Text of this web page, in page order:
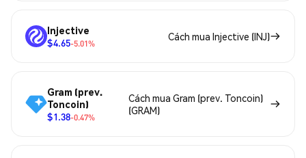
Injective
$4.65-5.01%
Cách mua Injective (INJ)
Gram (prev.
Toncoin)
$1.38-0.47%
Cách mua Gram (prev. Toncoin)
(GRAM)